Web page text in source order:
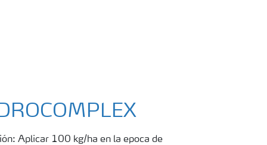
Aplicar 100 kg/ha en la epoca de